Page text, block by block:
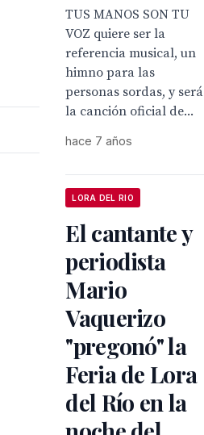
TUS MANOS SON TU
VOZ quiere ser la
referencia musical, un
himno para las
personas sordas, y será
la canción oficial de...
hace 7 años
LORA DEL RIO
El cantante y
periodista
Mario
Vaquerizo
"pregonó" la
Feria de Lora
del Río en la